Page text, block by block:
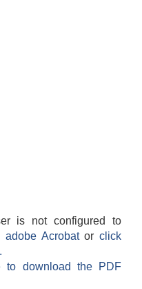
is not configured to
adobe Acrobatorclick
to download the PDF